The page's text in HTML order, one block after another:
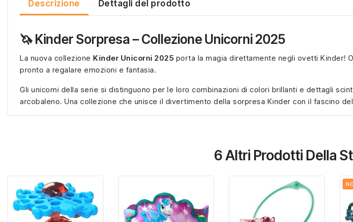
Descrizione Dettagli del prodotto
🦄 Kinder Sorpresa – Collezione Unicorni 2025
La nuova collezione Kinder Unicorni 2025 porta la magia direttamente negli ovetti Kinder!
pronto a regalare emozioni e fantasia.
Gli unicorni della serie si distinguono per le loro combinazioni di colori brillanti e dettagli
arcobaleno. Una collezione che unisce il divertimento della sorpresa Kinder con il fascino
6 Altri Prodotti Della